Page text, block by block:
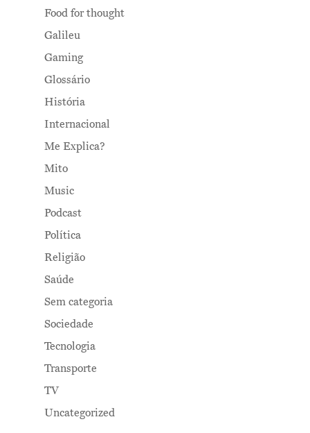
Food for thought
Galileu
Gaming
Glossário
História
Internacional
Me Explica?
Mito
Music
Podcast
Política
Religião
Saúde
Sem categoria
Sociedade
Tecnologia
Transporte
TV
Uncategorized